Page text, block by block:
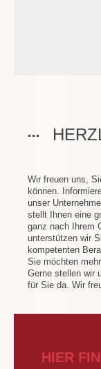
Wir freuen uns,
können.
unser
stellt Ihnen eine
ganz nach Ihrem
unterstützen wir
kompetenten
Sie möchten
Gerne stellen wir
für Sie da. Wir
HIER